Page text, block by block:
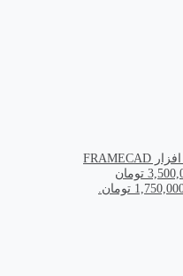
قیمت اصلی: 3,500,000 تومان